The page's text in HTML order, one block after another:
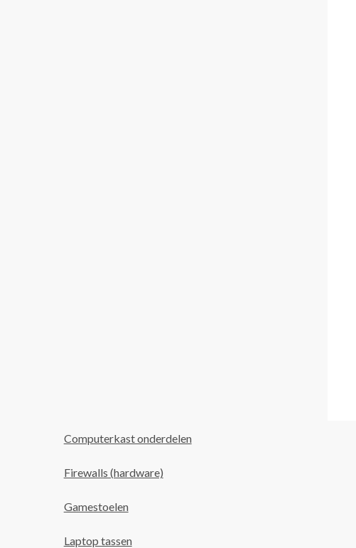
Computerkast onderdelen
Firewalls (hardware)
Gamestoelen
Laptop tassen